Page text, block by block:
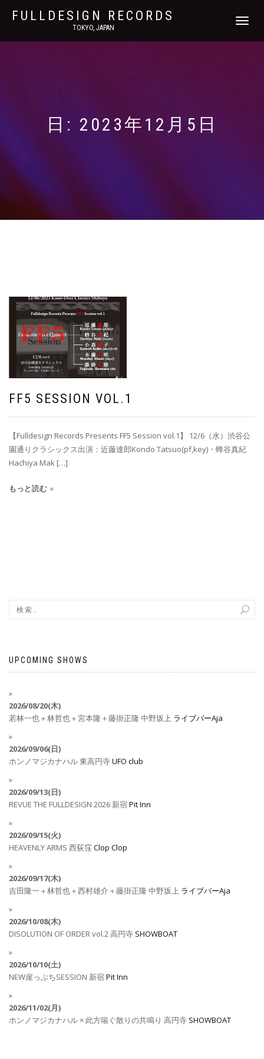
FULLDESIGN RECORDS
TOKYO, JAPAN
ナ
ゲ
日: 2023年12月5日
FF5 SESSION VOL.1
【Fulldesign Records Presents FF5 Session vol.1】 12/6（水）渋谷公
園通りクラシックス出演：近藤達郎Kondo Tatsuo(pf,key)・蜂谷真紀
Hachiya Mak […]
もっと読む
UPCOMING SHOWS
2026/08/20(木)
若林一也＋林哲也＋宮本隆＋藤掛正隆 中野坂上 ライブバーAja
2026/09/06(日)
ホンノマジカナハル東高円寺UFO club
2026/09/13(日)
REVUE THE FULLDESIGN 2026 新宿Pit Inn
2026/09/15(火)
HEAVENLY ARMS 西荻窪Clop Clop
2026/09/17(木)
吉田隆一＋林哲也＋西村雄介＋藤掛正隆 中野坂上 ライブバーAja
2026/10/08(木)
DISOLUTION OF ORDER vol.2高円寺 SHOWBOAT
2026/10/10(土)
NEW崖っぷちSESSION 新宿Pit Inn
2026/11/02(月)
ホンノマジカナハル × 此方喘ぐ散りの共鳴り 高円寺 SHOWBOAT